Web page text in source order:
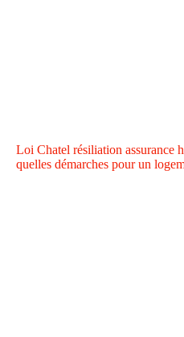
Loi Chatel résiliation assurance
quelles démarches pour un